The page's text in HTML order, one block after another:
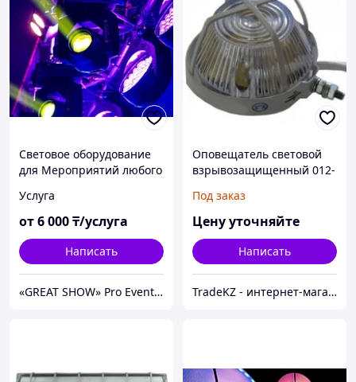
Световое оборудование
для Мероприятий любого
Цена договорная.
Услуга
от6 000₸/услуга
Написать
«GREAT SHOW» Pro Events Group - Аренда ЗВУКА, СВЕТА, СЦЕНЫ, LED - ЭКРАНОВ для любых мероприятий
Оповещатель световой
взрывозащищенный 012-
комплекте УПКОП 135-1-
2ПМ
Под заказ
Цену уточняйте
Написать
TradeKZ - интернет-магазин